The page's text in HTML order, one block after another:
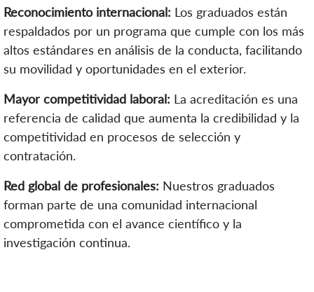
Reconocimiento internacional: Los graduados están
respaldados por un programa que cumple con los más
altos estándares en análisis de la conducta, facilitando
su movilidad y oportunidades en el exterior.
Mayor competitividad laboral: La acreditación es una
referencia de calidad que aumenta la credibilidad y la
competitividad en procesos de selección y
contratación.
Red global de profesionales: Nuestros graduados
forman parte de una comunidad internacional
comprometida con el avance científico y la
investigación continua.